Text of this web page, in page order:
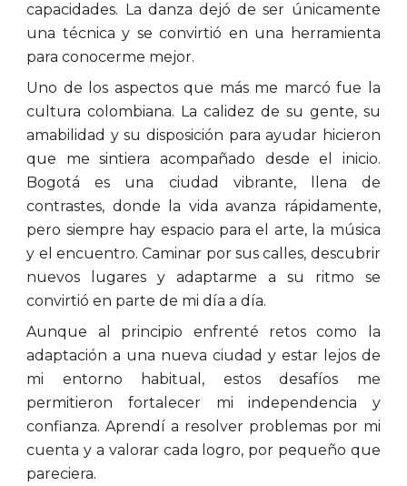
capacidades. La danza dejó de ser únicamente
una técnica y se convirtió en una herramienta
para conocerme mejor.
Uno de los aspectos que más me marcó fue la
cultura colombiana. La calidez de su gente, su
amabilidad y su disposición para ayudar hicieron
que me sintiera acompañado desde el inicio.
Bogotá es una ciudad vibrante, llena de
contrastes, donde la vida avanza rápidamente,
pero siempre hay espacio para el arte, la música
y el encuentro. Caminar por sus calles, descubrir
nuevos lugares y adaptarme a su ritmo se
convirtió en parte de mi día a día.
Aunque al principio enfrenté retos como la
adaptación a una nueva ciudad y estar lejos de
mi entorno habitual, estos desafíos me
permitieron fortalecer mi independencia y
confianza. Aprendí a resolver problemas por mi
cuenta y a valorar cada logro, por pequeño que
pareciera.